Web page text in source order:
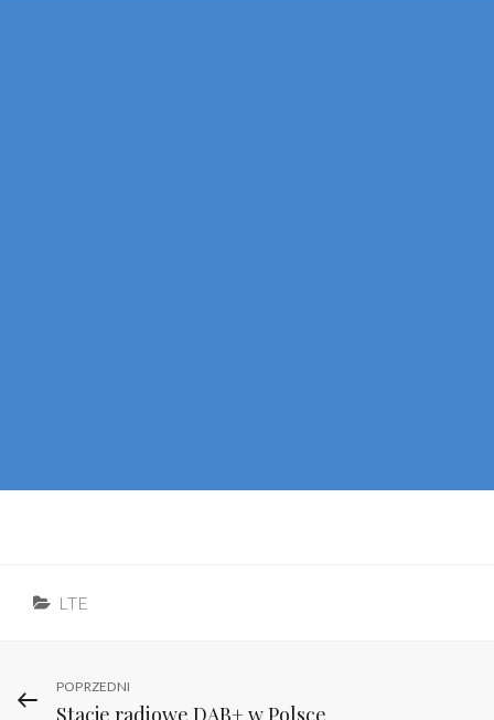
Categories
LTE
Nawigacja
Previous
POPRZEDNI
Stacje radiowe DAB+ w Polsce